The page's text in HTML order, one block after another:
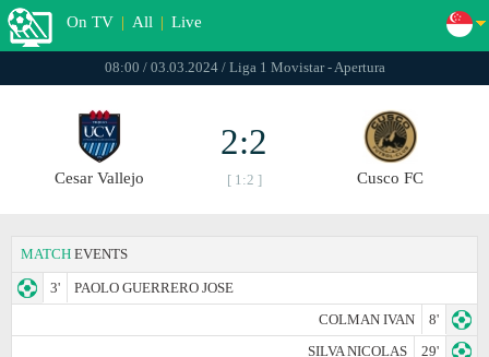
On TV | All | Live
08:00 / 03.03.2024 / Liga 1 Movistar - Apertura
Cesar Vallejo
2:2
[ 1:2 ] Cusco FC
MATCH EVENTS
3'
PAOLO GUERRERO JOSE
COLMAN IVAN
8'
SILVA NICOLAS
29'